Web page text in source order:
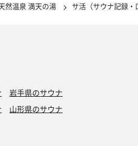
然温泉 満天の湯 サ活（サウナ記録・
岩手県のサウナ
山形県のサウナ